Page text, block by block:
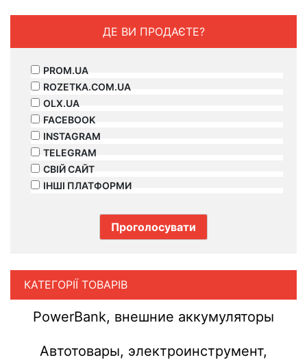
ДЕ ВИ ПРОДАЄТЕ?
PROM.UA
ROZETKA.COM.UA
OLX.UA
FACEBOOK
INSTAGRAM
TELEGRAM
СВІЙ САЙТ
ІНШІ ПЛАТФОРМИ
КАТЕГОРІЇ ТОВАРІВ
PowerBank, внешние аккумуляторы
Автотовары, электроинструмент,